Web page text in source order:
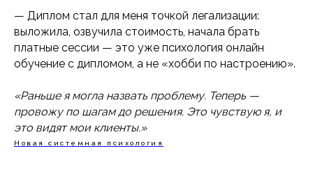
— Диплом стал для меня точкой легализации:
выложила, озвучила стоимость, начала брать
платные сессии — это уже психология онлайн
обучение с дипломом, а не «хобби по настроению».
«Раньше я могла назвать проблему. Теперь —
провожу по шагам до решения. Это чувствую я, и
это видят мои клиенты.»
Новая системная психология
ООО «ИСП»
ОГРН 1197746615736
info@iomp.ru
Расписание